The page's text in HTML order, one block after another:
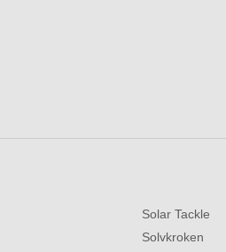
Solar Tackle
Solvkroken